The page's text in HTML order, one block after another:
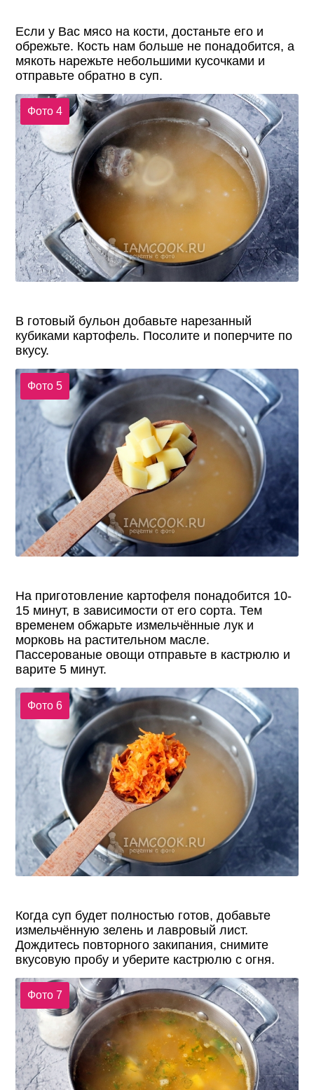
Если у Вас мясо на кости, достаньте его и
обрежьте. Кость нам больше не понадобится, а
мякоть нарежьте небольшими кусочками и
отправьте обратно в суп.
Фото 4
В готовый бульон добавьте нарезанный
кубиками картофель. Посолите и поперчите по
вкусу.
Фото 5
На приготовление картофеля понадобится 10-
15 минут, в зависимости от его сорта. Тем
временем обжарьте измельчённые лук и
морковь на растительном масле.
Пассерованые овощи отправьте в кастрюлю и
варите 5 минут.
Фото 6
Когда суп будет полностью готов, добавьте
измельчённую зелень и лавровый лист.
Дождитесь повторного закипания, снимите
вкусовую пробу и уберите кастрюлю с огня.
Фото 7